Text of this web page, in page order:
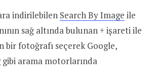
indirilebilen Search By Image ile
sağ altında bulunan + işareti ile
bir fotoğrafı seçerek Google,
gibi arama motorlarında